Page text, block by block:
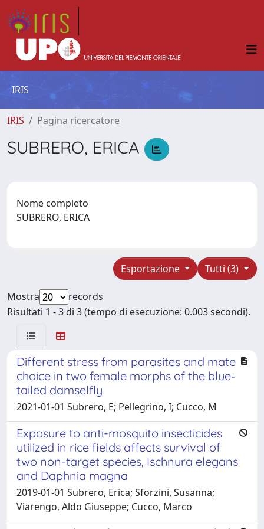
IRIS
IRIS Pagina ricercatore
SUBRERO, ERICA
Nome completo
SUBRERO, ERICA
Tutti (3)
Esportazione
Mostra
records
Risultati 1 - 3 di 3 (tempo di esecuzione: 0.003 secondi).
Different stress from parasites and mate
choice in two female morphs of the blue‐
tailed damselfly
2021-01-01 Subrero, E; Pellegrino, I; Cucco, M
Exposure to anti-mosquito insecticides
utilized in rice fields affects survival of
two non-target species, Ischnura elegans
and Daphnia magna
2019-01-01 Subrero, Erica; Sforzini, Susanna;
Viarengo, Aldo Giuseppe; Cucco, Marco